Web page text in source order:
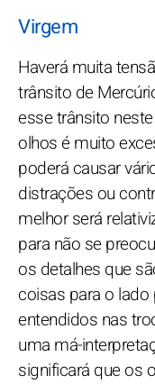
Virgem
Haverá muita
trânsito de
esse trânsito
olhos é muito
poderá causar
distrações ou
melhor será
para não se
os detalhes que
coisas para o lado
entendidos nas
uma má-
significará que os